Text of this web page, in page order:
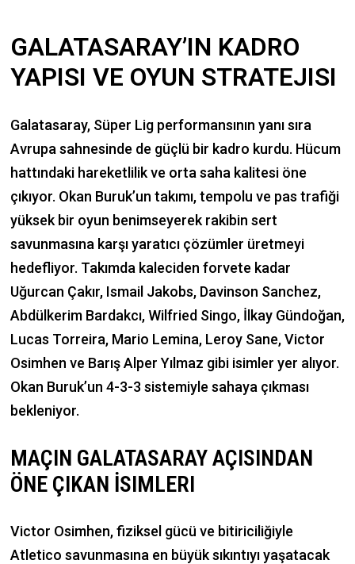
GALATASARAY’IN KADRO
YAPISI VE OYUN STRATEJISI
Galatasaray, Süper Lig performansının yanı sıra
Avrupa sahnesinde de güçlü bir kadro kurdu. Hücum
hattındaki hareketlilik ve orta saha kalitesi öne
çıkıyor. Okan Buruk’un takımı, tempolu ve pas trafiği
yüksek bir oyun benimseyerek rakibin sert
savunmasına karşı yaratıcı çözümler üretmeyi
hedefliyor. Takımda kaleciden forvete kadar
Uğurcan Çakır, Ismail Jakobs, Davinson Sanchez,
Abdülkerim Bardakcı, Wilfried Singo, İlkay Gündoğan,
Lucas Torreira, Mario Lemina, Leroy Sane, Victor
Osimhen ve Barış Alper Yılmaz gibi isimler yer alıyor.
Okan Buruk’un 4-3-3 sistemiyle sahaya çıkması
bekleniyor.
MAÇIN GALATASARAY AÇISINDAN
ÖNE ÇIKAN İSIMLERI
Victor Osimhen, fiziksel gücü ve bitiriciliğiyle
Atletico savunmasına en büyük sıkıntıyı yaşatacak